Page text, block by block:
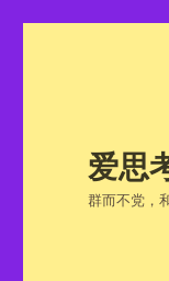
爱思
群而不党，